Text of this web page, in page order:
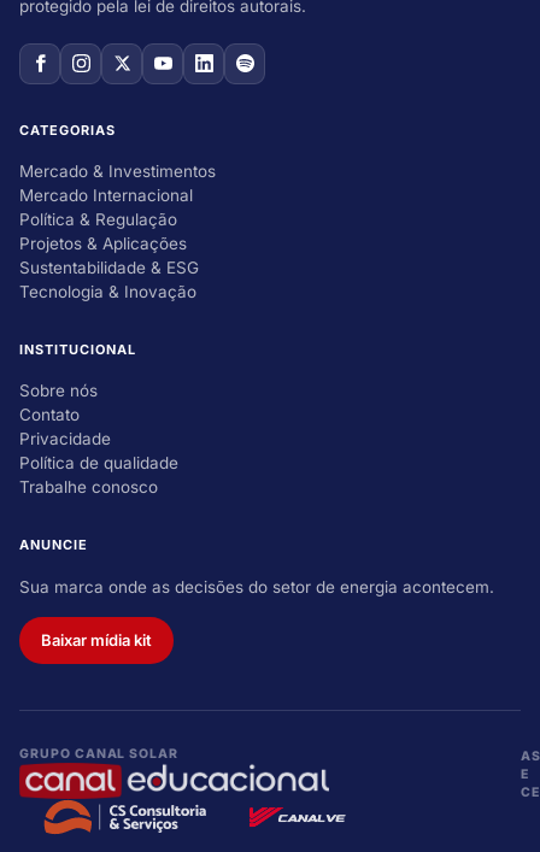
protegido pela lei de direitos autorais.
CATEGORIAS
Mercado & Investimentos
Mercado Internacional
Política & Regulação
Projetos & Aplicações
Sustentabilidade & ESG
Tecnologia & Inovação
INSTITUCIONAL
Sobre nós
Contato
Privacidade
Política de qualidade
Trabalhe conosco
ANUNCIE
Sua marca onde as decisões do setor de energia acontecem.
Baixar mídia kit
GRUPO CANAL SOLAR
E